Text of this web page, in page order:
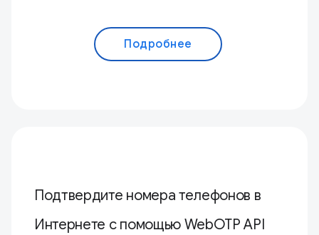
Подробнее
Подтвердите номера телефонов в
Интернете с помощью WebOTP API